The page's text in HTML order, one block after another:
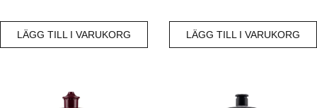
LÄGG TILL I VARUKORG LÄGG TILL I VARUKORG